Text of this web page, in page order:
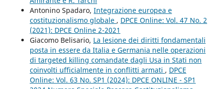
Antonino Spadaro, Integrazione europea e
costituzionalismo globale , DPCE Online: Vol. 47 No. 2
(2021): DPCE Online 2-2021
Giacomo Belisario, La lesione dei diritti fondamentali
posta in essere da Italia e Germania nelle operazioni
di targeted killing comandate dagli Usa in Stati non
coinvolti ufficialmente in conflitti armati , DPCE
Online: Vol. 63 No. SP1 (2024): DPCE ONLINE - SP1